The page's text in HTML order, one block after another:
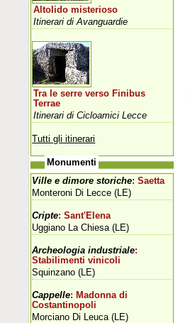
Altolido misterioso
Itinerari di Avanguardie
Tra le serre verso Finibus
Terrae
Itinerari di Cicloamici Lecce
Tutti gli itinerari
Monumenti
Ville e dimore storiche: Saetta
Monteroni Di Lecce (LE)
Cripte: Sant'Elena
Uggiano La Chiesa (LE)
Archeologia industriale:
Stabilimenti vinicoli
Squinzano (LE)
Cappelle: Madonna di
Costantinopoli
Morciano Di Leuca (LE)